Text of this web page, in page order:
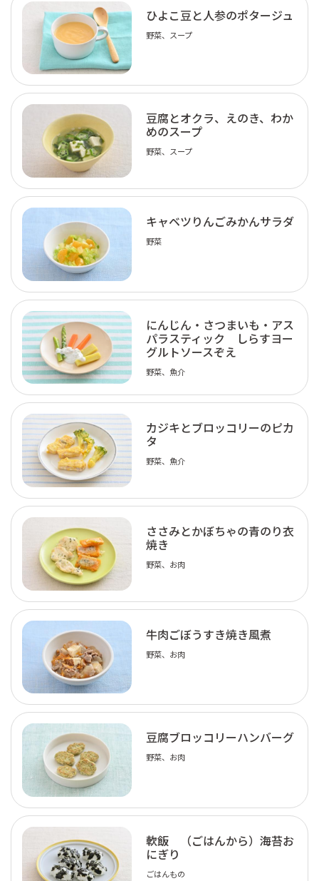
ひよこ豆と人参のポタージュ
野菜、スープ
豆腐とオクラ、えのき、わか
めのスープ
野菜、スープ
キャベツりんごみかんサラダ
野菜
にんじん・さつまいも・アス
パラスティック しらすヨー
グルトソースぞえ
野菜、魚介
カジキとブロッコリーのピカ
タ
野菜、魚介
ささみとかぼちゃの青のり衣
焼き
野菜、お肉
牛肉ごぼうすき焼き風煮
野菜、お肉
豆腐ブロッコリーハンバーグ
野菜、お肉
軟飯 （ごはんから）海苔お
にぎり
ごはんもの